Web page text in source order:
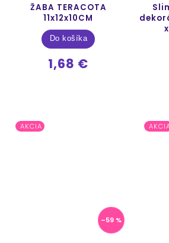
ŽABA TERACOTA
11x12x10CM
1,68 €
Do košíka
AKCIA
–59 %